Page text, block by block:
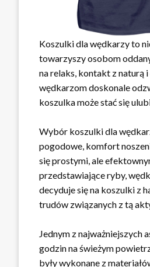
Koszulki dla wędkarzy to
towarzyszy osobom
na relaks, kontakt z naturą
wędkarzom doskonale
koszulka może stać się
Wybór koszulki dla
pogodowe, komfort
się prostymi, ale
przedstawiające ryby,
decyduje się na koszulki z
trudów związanych z tą
Jednym z najważniejszych
godzin na świeżym
były wykonane z